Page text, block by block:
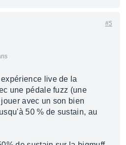
#5
live de la
une pédale fuzz (une
avec un son bien
50 % de sustain, au